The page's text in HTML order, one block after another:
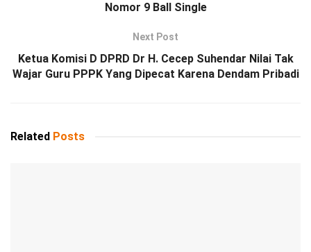
Nomor 9 Ball Single
Next Post
Ketua Komisi D DPRD Dr H. Cecep Suhendar Nilai Tak
Wajar Guru PPPK Yang Dipecat Karena Dendam Pribadi
Related Posts